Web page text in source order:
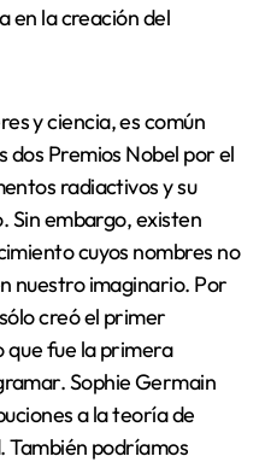
en la creación del
y ciencia, es común
dos Premios Nobel por el
radiactivos y su
Sin embargo, existen
cuyos nombres no
nuestro imaginario. Por
creó el primer
fue la primera
Sophie Germain
a la teoría de
También podríamos